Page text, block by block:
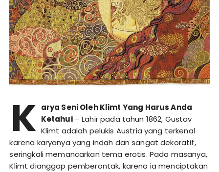
K arya Seni Oleh Klimt Yang Harus Anda
Ketahui– Lahir pada tahun 1862, Gustav
Klimt adalah pelukis Austria yang terkenal
karena karyanya yang indah dan sangat dekoratif,
seringkali memancarkan tema erotis. Pada masanya,
Klimt dianggap pemberontak, karena ia menciptakan